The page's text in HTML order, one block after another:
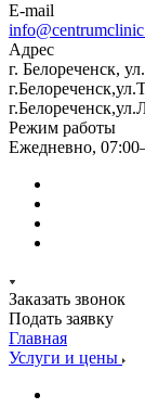
E-mail
Адрес
г. Белореченск,
Режим работы
Ежедневно,
Заказать звонок
Подать заявку
Главная
Услуги и цены